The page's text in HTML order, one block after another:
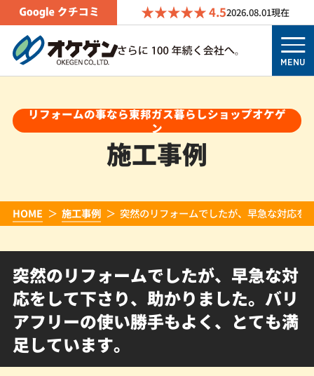
4.52026.08.01現在
MENU
リフォームの事なら東邦ガス暮らしショップオケゲ
ン
施工事例
HOME 施工事例 突然のリフォームでしたが、早急な対応を
突然のリフォームでしたが、早急な対
応をして下さり、助かりました。バリ
アフリーの使い勝手もよく、とても満
足しています。